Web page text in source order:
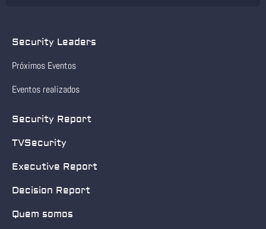
Security Leaders
Próximos Eventos
Eventos realizados
Security Report
TVSecurity
Executive Report
Decision Report
Quem somos